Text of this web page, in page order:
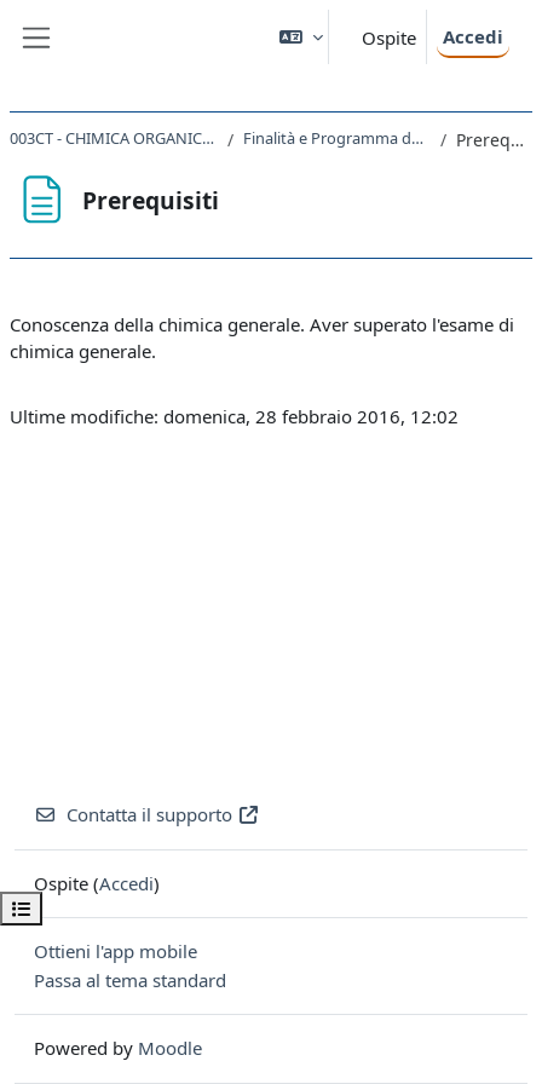
Ospite Accedi
Apri indice del corso
003CT - CHIMICA ORGANICA I 2020 Finalità e Programma del Corso Prerequisiti
Prerequisiti
Conoscenza della chimica generale. Aver superato l'esame di
chimica generale.
Ultime modifiche: domenica, 28 febbraio 2016, 12:02
Contatta il supporto
Ospite (Accedi)
Ottieni l'app mobile
Passa al tema standard
Powered by Moodle